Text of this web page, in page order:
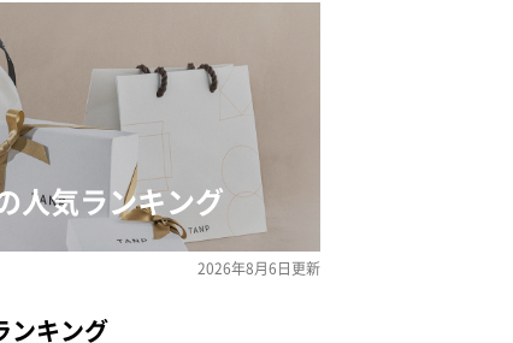
人気ランキング
2026年8月6日更新
ンキング